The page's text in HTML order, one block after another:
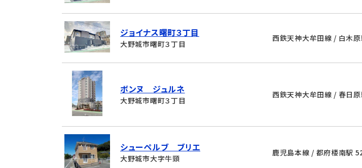
ジョイナス曙町３丁目
大野城市曙町３丁目
西鉄天神大牟田線 / 白木
ボンヌ ジュルネ
大野城市曙町３丁目
西鉄天神大牟田線 / 春日
シューペルブ ブリエ
大野城市大字牛頸
鹿児島本線 / 都府楼南駅